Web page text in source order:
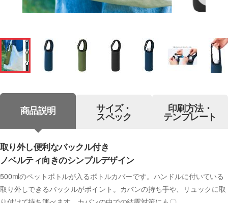
商品説明 サイズ・
スペック
印刷方法・
テンプレート
取り外し便利なバックル付き
ノベルティ向きのシンプルデザイン
500mlのペットボトルが入るボトルカバーです。ハンドルに付いている
取り外しできるバックルがポイント。カバンの持ち手や、リュックに取